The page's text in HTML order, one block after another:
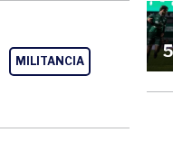
MILITANCIA